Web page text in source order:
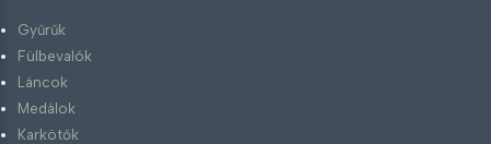
Gyűrűk
Fülbevalók
Láncok
Medálok
Karkötők